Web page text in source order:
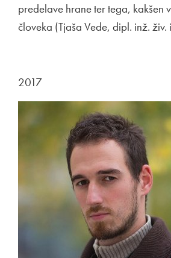
predelave hrane ter tega, kakšen
človeka (Tjaša Vede, dipl. inž.
2017